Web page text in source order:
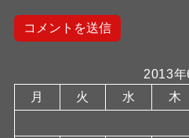
2013年
月
火 水 木